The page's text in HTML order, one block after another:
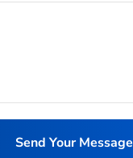
Send Your Message